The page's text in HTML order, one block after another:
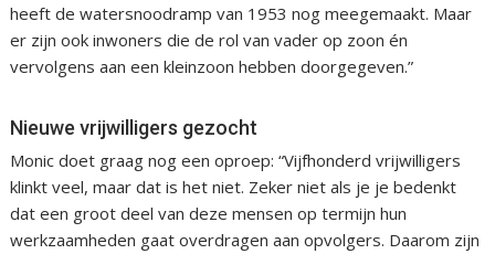
heeft de watersnoodramp van 1953 nog meegemaakt. Maar
er zijn ook inwoners die de rol van vader op zoon én
vervolgens aan een kleinzoon hebben doorgegeven.”
Nieuwe vrijwilligers gezocht
Monic doet graag nog een oproep: “Vijfhonderd vrijwilligers
klinkt veel, maar dat is het niet. Zeker niet als je je bedenkt
dat een groot deel van deze mensen op termijn hun
werkzaamheden gaat overdragen aan opvolgers. Daarom zijn